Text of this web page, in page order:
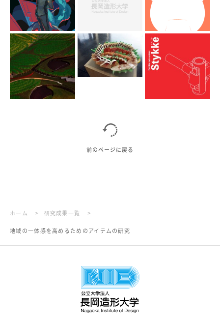
前のページに戻る
ホーム > 研究成果一覧 >
地域の一体感を高めるためのアイテムの研究